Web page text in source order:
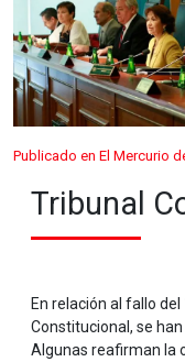
Publicado en El Mercurio
Tribunal
En relación al fallo del
Constitucional, se
Algunas reafirman la